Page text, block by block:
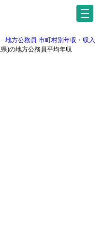
地方公務員 市町村別年収・収入
)の地方公務員平均年収